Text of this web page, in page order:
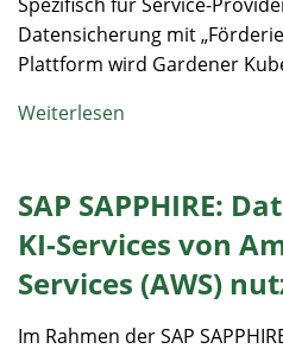
Datensicherung mit
Plattform wird Gardener
Weiterlesen
SAP SAPPHIRE:
KI-Services von
Services (AWS)
Im Rahmen der SAP